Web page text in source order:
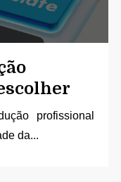
profissional
da...